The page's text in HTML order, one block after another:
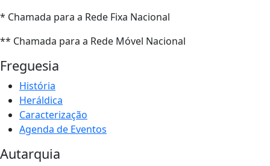
* Chamada para a Rede Fixa Nacional
** Chamada para a Rede Móvel Nacional
Freguesia
História
Heráldica
Caracterização
Agenda de Eventos
Autarquia